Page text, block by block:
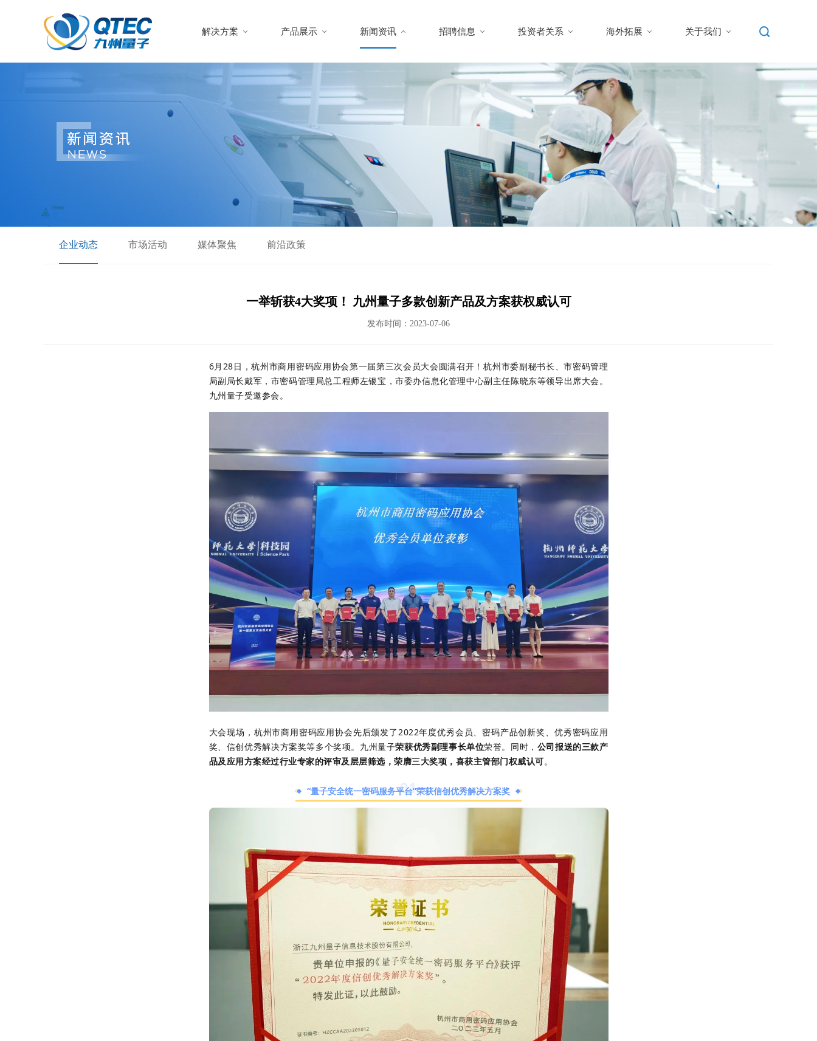
解决方案 产品展示 新闻资讯 招聘信息 投资者关系 海外拓展 关于我们
企业动态 市场活动 媒体聚焦 前沿政策
一举斩获4大奖项！ 九州量子多款创新产品及方案获权威认可
发布时间：2023-07-06
6月28日，杭州市商用密码应用协会第一届第三次会员大会圆满召开！杭州市委副秘书长、市密码管理
局副局长戴军，市密码管理局总工程师左银宝，市委办信息化管理中心副主任陈晓东等领导出席大会。
九州量子受邀参会。
大会现场，杭州市商用密码应用协会先后颁发了 2022年度优秀会员、密码产品创新奖、优秀密码应用
奖、 信创优秀解决方案奖等多个奖项。九州量子荣获优秀副理事长单位荣誉。同时， 公司报送的三款产
品及应用方案经过行业专家的评审及层层筛选，荣膺三大奖项，喜获主管部门权威认可。
01
“量子安全统一密码服务平台”荣获信创优秀解决方案奖